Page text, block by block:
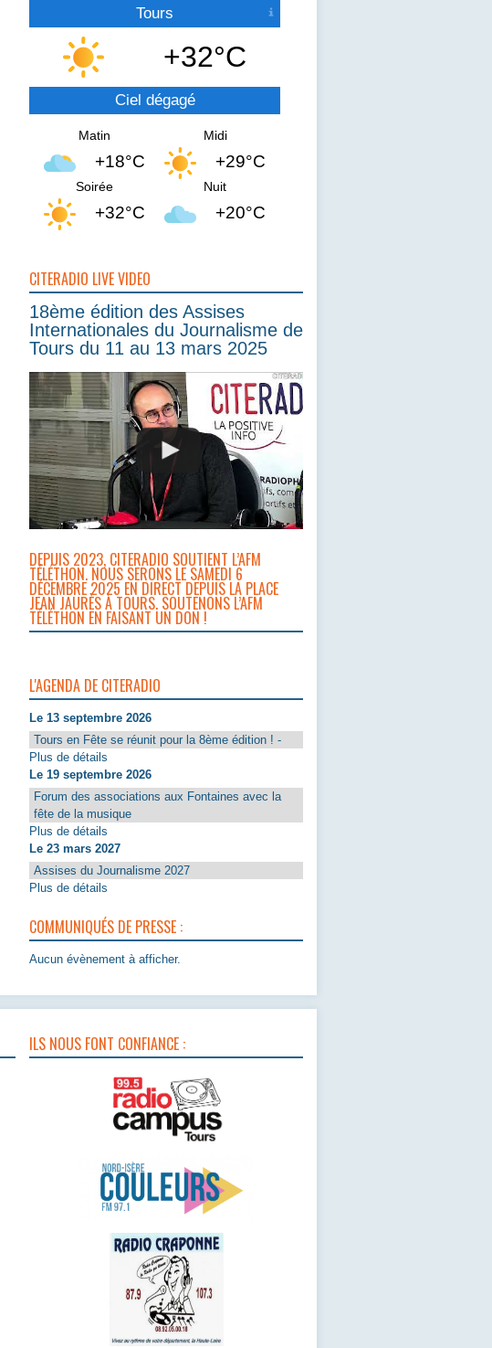
Tours
+32°C
Ciel dégagé
Matin
+18°C
Midi
+29°C
Soirée
+32°C
Nuit
+20°C
CITERADIO LIVE VIDEO
18ème édition des Assises
Internationales du Journalisme de
Tours du 11 au 13 mars 2025
DEPUIS 2023, CITERADIO SOUTIENT L’AFM
TÉLÉTHON. NOUS SERONS LE SAMEDI 6
DÉCEMBRE 2025 EN DIRECT DEPUIS LA PLACE
JEAN JAURÈS À TOURS. SOUTENONS L’AFM
TÉLÉTHON EN FAISANT UN DON !
L'AGENDA DE CITERADIO
Le 13 septembre 2026
Tours en Fête se réunit pour la 8ème édition ! -
Plus de détails
Le 19 septembre 2026
Forum des associations aux Fontaines avec la
fête de la musique
Plus de détails
Le 23 mars 2027
Assises du Journalisme 2027
Plus de détails
COMMUNIQUÉS DE PRESSE :
Aucun évènement à afficher.
ILS NOUS FONT CONFIANCE :